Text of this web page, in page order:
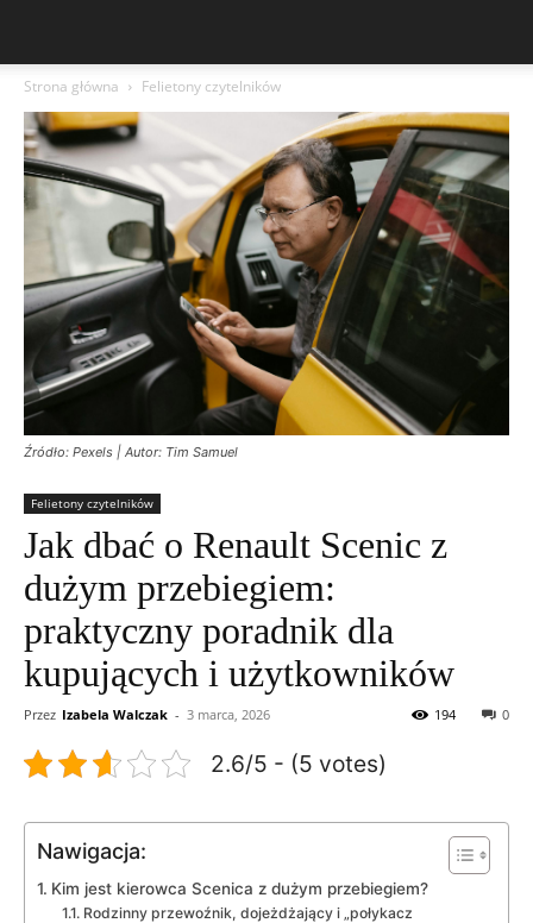
Strona główna Felietony czytelników
Źródło: Pexels | Autor: Tim Samuel
Felietony czytelników
Jak dbać o Renault Scenic z
dużym przebiegiem:
praktyczny poradnik dla
kupujących i użytkowników
Przez Izabela Walczak - 3 marca, 2026 0
194
2.6/5 - (5 votes)
Nawigacja:
Kim jest kierowca Scenica z dużym przebiegiem?
Rodzinny przewoźnik, dojeżdżający i „połykacz